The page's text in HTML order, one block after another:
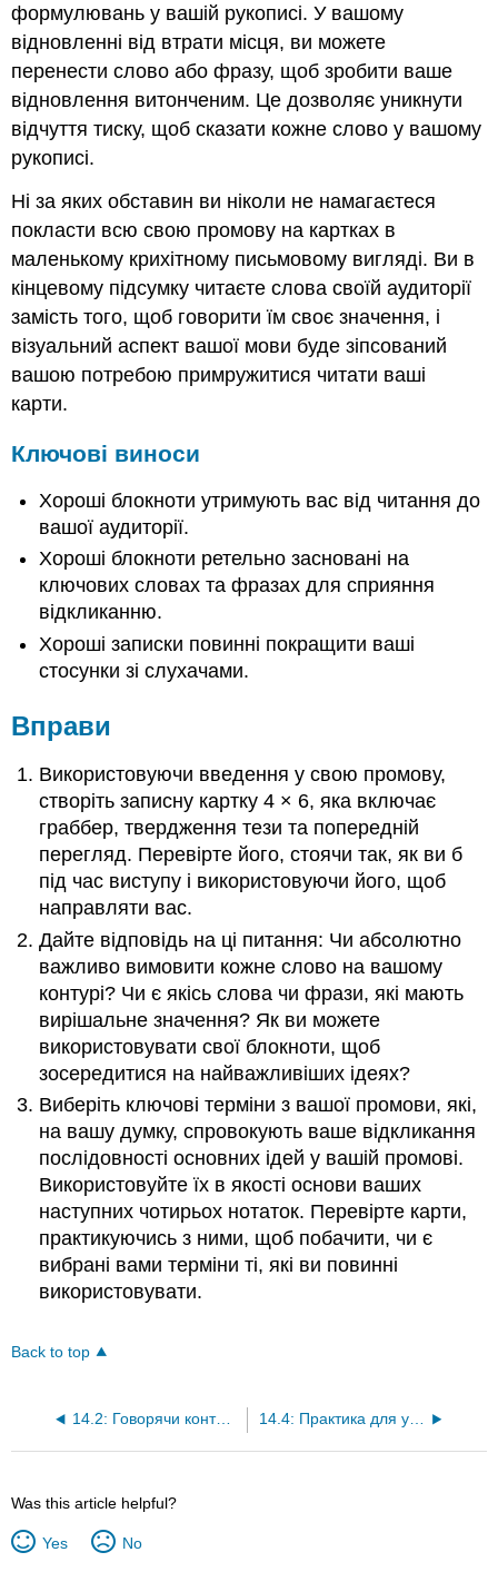
формулювань у вашій рукописі. У вашому
відновленні від втрати місця, ви можете
перенести слово або фразу, щоб зробити ваше
відновлення витонченим. Це дозволяє уникнути
відчуття тиску, щоб сказати кожне слово у вашому
рукописі.
Ні за яких обставин ви ніколи не намагаєтеся
покласти всю свою промову на картках в
маленькому крихітному письмовому вигляді. Ви в
кінцевому підсумку читаєте слова своїй аудиторії
замість того, щоб говорити їм своє значення, і
візуальний аспект вашої мови буде зіпсований
вашою потребою примружитися читати ваші
карти.
Ключові виноси
Хороші блокноти утримують вас від читання до
вашої аудиторії.
Хороші блокноти ретельно засновані на
ключових словах та фразах для сприяння
відкликанню.
Хороші записки повинні покращити ваші
стосунки зі слухачами.
Вправи
Використовуючи введення у свою промову,
створіть записну картку 4 × 6, яка включає
граббер, твердження тези та попередній
перегляд. Перевірте його, стоячи так, як ви б
під час виступу і використовуючи його, щоб
направляти вас.
Дайте відповідь на ці питання: Чи абсолютно
важливо вимовити кожне слово на вашому
контурі? Чи є якісь слова чи фрази, які мають
вирішальне значення? Як ви можете
використовувати свої блокноти, щоб
зосередитися на найважливіших ідеях?
Виберіть ключові терміни з вашої промови, які,
на вашу думку, спровокують ваше відкликання
послідовності основних ідей у вашій промові.
Використовуйте їх в якості основи ваших
наступних чотирьох нотаток. Перевірте карти,
практикуючись з ними, щоб побачити, чи є
вибрані вами терміни ті, які ви повинні
використовувати.
Back to top
14.2: Говорячи контексти, які впливають на доставку 14.4: Практика для успішного мовлення
Was this article helpful?
Yes No